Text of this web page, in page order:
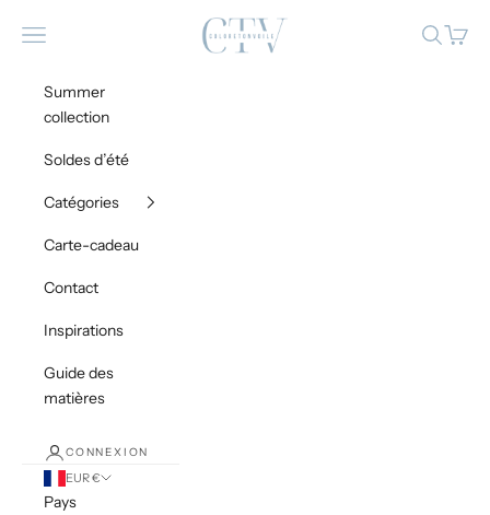
Coloretonvoile
Menu Panier
Summer
collection
Soldes d’été
Catégories
Carte-cadeau
Contact
Inspirations
Guide des
matières
CONNEXION
EUR €
Pays